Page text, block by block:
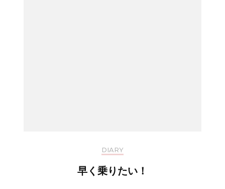
DIARY
早く乗りたい！